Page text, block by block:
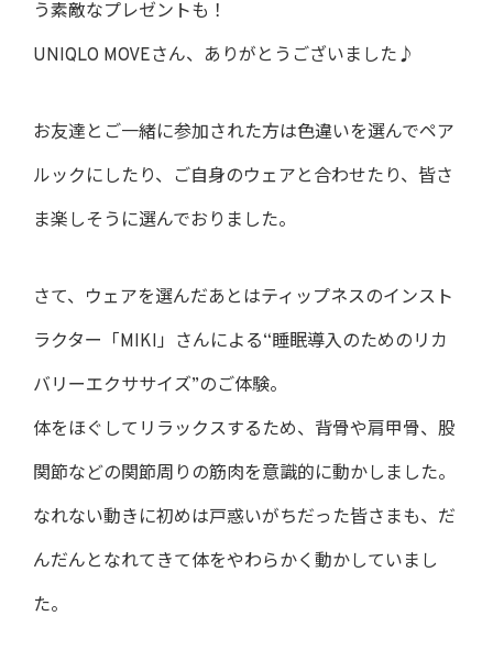
う素敵なプレゼントも！
UNIQLO MOVEさん、ありがとうございました♪
お友達とご一緒に参加された方は色違いを選んでペア
ルックにしたり、ご自身のウェアと合わせたり、皆さ
ま楽しそうに選んでおりました。
さて、ウェアを選んだあとはティップネスのインスト
ラクター「MIKI」さんによる“睡眠導入のためのリカ
バリーエクササイズ”のご体験。
体をほぐしてリラックスするため、背骨や肩甲骨、股
関節などの関節周りの筋肉を意識的に動かしました。
なれない動きに初めは戸惑いがちだった皆さまも、だ
んだんとなれてきて体をやわらかく動かしていまし
た。